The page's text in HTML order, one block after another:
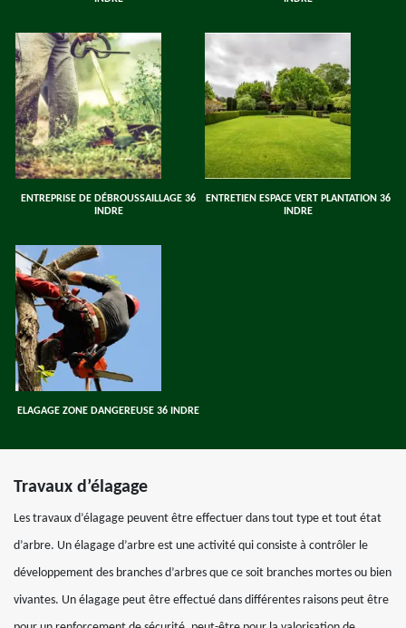
ENTREPRISE DE DÉBROUSSAILLAGE 36
INDRE
ENTRETIEN ESPACE VERT PLANTATION 36
INDRE
ELAGAGE ZONE DANGEREUSE 36 INDRE
Travaux d’élagage
Les travaux d’élagage peuvent être effectuer dans tout type et tout état
d’arbre. Un élagage d’arbre est une activité qui consiste à contrôler le
développement des branches d’arbres que ce soit branches mortes ou bien
vivantes. Un élagage peut être effectué dans différentes raisons peut être